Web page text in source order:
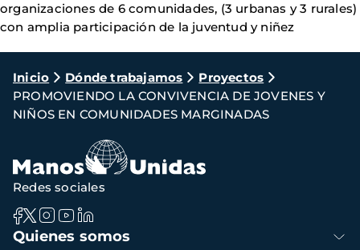
organizaciones de 6 comunidades, (3 urbanas y 3 rurales)
con amplia participación de la juventud y niñez
Ruta
de
navegación
Inicio Dónde trabajamos
Proyectos
PROMOVIENDO LA CONVIVENCIA DE JOVENES Y
NIÑOS EN COMUNIDADES MARGINADAS
Navegación
Quienes somos
Redes sociales